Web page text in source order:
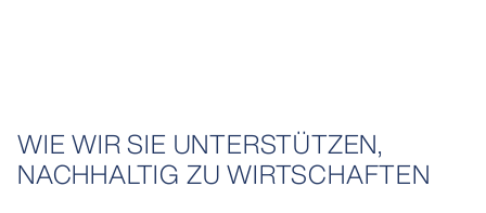
WIE WIR SIE UNTERSTÜTZEN,
NACHHALTIG ZU WIRTSCHAFTEN